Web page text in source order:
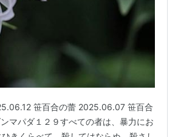
笹百合の蕾 2025.06.07 笹百合
マパダ１２９すべての者は、暴力にお